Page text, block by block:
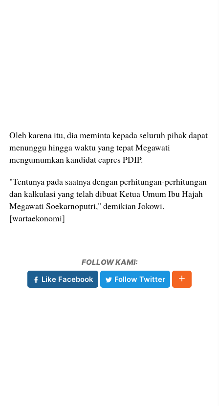
Oleh karena itu, dia meminta kepada seluruh pihak dapat
menunggu hingga waktu yang tepat Megawati
mengumumkan kandidat capres PDIP.
"Tentunya pada saatnya dengan perhitungan-perhitungan
dan kalkulasi yang telah dibuat Ketua Umum Ibu Hajah
Megawati Soekarnoputri," demikian Jokowi.
[wartaekonomi]
FOLLOW KAMI:
Like Facebook
Follow Twitter